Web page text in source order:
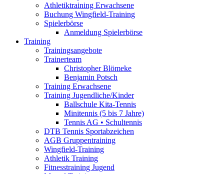
Athletiktraining Erwachsene
Buchung Wingfield-Training
Spielerbörse
Anmeldung Spielerbörse
Training
Trainingsangebote
Trainerteam
Christopher Blömeke
Benjamin Potsch
Training Erwachsene
Training Jugendliche/Kinder
Ballschule Kita-Tennis
Minitennis (5 bis 7 Jahre)
Tennis AG • Schultennis
DTB Tennis Sportabzeichen
AGB Gruppentraining
Wingfield-Training
Athletik Training
Fitnesstraining Jugend